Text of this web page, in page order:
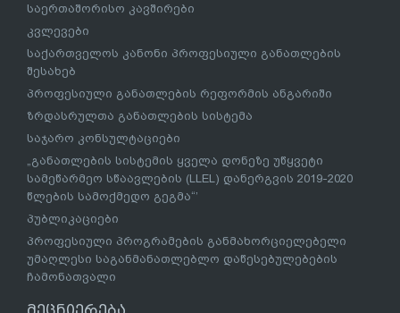
საერთაშორისო კავშირები
კვლევები
საქართველოს კანონი პროფესიული განათლების
შესახებ
პროფესიული განათლების რეფორმის ანგარიში
ზრდასრულთა განათლების სისტემა
საჯარო კონსულტაციები
„განათლების სისტემის ყველა დონეზე უწყვეტი
სამეწარმეო სწაავლების (LLEL) დანერგვის 2019-2020
წლების სამოქმედო გეგმა“’
პუბლიკაციები
პროფესიული პროგრამების განმახორციელებელი
უმაღლესი საგანმანათლებლო დაწესებულებების
ჩამონათვალი